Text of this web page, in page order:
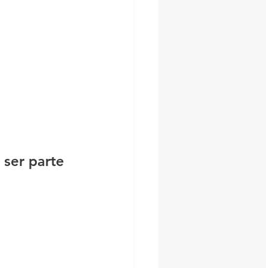
parte